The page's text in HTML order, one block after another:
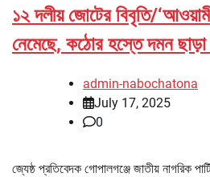
১২ দলীয় জোটের বিবৃতি/
নেমেছে, কঠোর হস্তে দমন ছাড়া
admin-nabochatona
July 17, 2025
0
জ্যেষ্ঠ প্রতিবেদক গোপালগঞ্জে জাতীয় নাগরিক